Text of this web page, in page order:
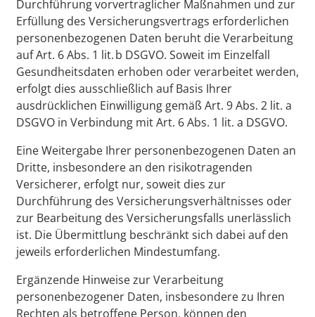
Durchführung vorvertraglicher Maßnahmen und zur
Erfüllung des Versicherungsvertrags erforderlichen
personenbezogenen Daten beruht die Verarbeitung
auf Art. 6 Abs. 1 lit. b DSGVO. Soweit im Einzelfall
Gesundheitsdaten erhoben oder verarbeitet werden,
erfolgt dies ausschließlich auf Basis Ihrer
ausdrücklichen Einwilligung gemäß Art. 9 Abs. 2 lit. a
DSGVO in Verbindung mit Art. 6 Abs. 1 lit. a DSGVO.
Eine Weitergabe Ihrer personenbezogenen Daten an
Dritte, insbesondere an den risikotragenden
Versicherer, erfolgt nur, soweit dies zur
Durchführung des Versicherungsverhältnisses oder
zur Bearbeitung des Versicherungsfalls unerlässlich
ist. Die Übermittlung beschränkt sich dabei auf den
jeweils erforderlichen Mindestumfang.
Ergänzende Hinweise zur Verarbeitung
personenbezogener Daten, insbesondere zu Ihren
Rechten als betroffene Person, können den